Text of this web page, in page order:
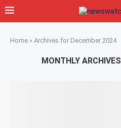
Home » Archives for December 2024
MONTHLY ARCHIVES